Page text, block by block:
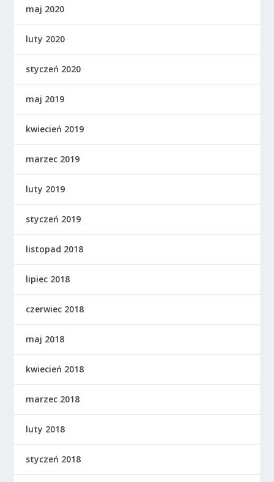
maj 2020
luty 2020
styczeń 2020
maj 2019
kwiecień 2019
marzec 2019
luty 2019
styczeń 2019
listopad 2018
lipiec 2018
czerwiec 2018
maj 2018
kwiecień 2018
marzec 2018
luty 2018
styczeń 2018